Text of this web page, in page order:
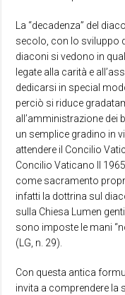
La “decadenza” del
secolo, con lo sviluppo
diaconi si vedono in
legate alla carità e
dedicarsi in special
perciò si riduce
all’amministrazione dei
un semplice gradino in
attendere il Concilio
Concilio Vaticano II
come sacramento
infatti la dottrina sul
sulla Chiesa Lumen
sono imposte le mani
(LG, n. 29).
Con questa antica
invita a comprendere la